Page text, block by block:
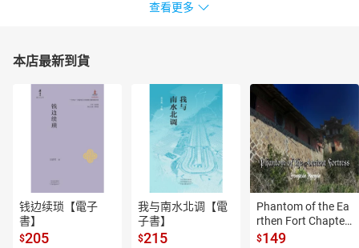
查看更多
本店最新到貨
钱边续琐【電子
書】
$205
我与南水北调【電
子書】
$215
Phantom of the Ea
rthen Fort Chapter
4【有聲書】
$149